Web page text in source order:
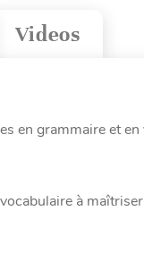
Videos
en grammaire et
à